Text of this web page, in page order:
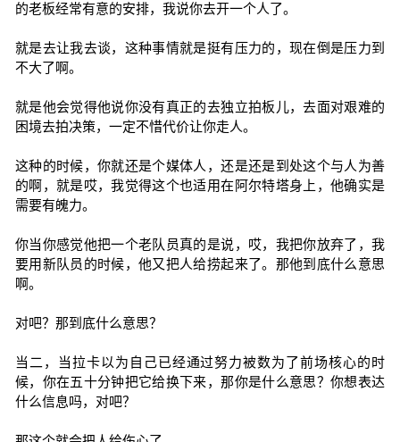
的老板经常有意的安排，我说你去开一个人了。
就是去让我去谈，这种事情就是挺有压力的，现在倒是压力到
不大了啊。
就是他会觉得他说你没有真正的去独立拍板儿，去面对艰难的
困境去拍决策，一定不惜代价让你走人。
这种的时候，你就还是个媒体人，还是还是到处这个与人为善
的啊，就是哎，我觉得这个也适用在阿尔特塔身上，他确实是
需要有魄力。
你当你感觉他把一个老队员真的是说，哎，我把你放弃了，我
要用新队员的时候，他又把人给捞起来了。那他到底什么意思
啊。
对吧？那到底什么意思？
当二，当拉卡以为自己已经通过努力被数为了前场核心的时
候，你在五十分钟把它给换下来，那你是什么意思？你想表达
什么信息吗，对吧？